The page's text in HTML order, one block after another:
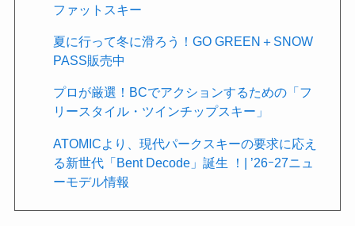
ファットスキー
夏に行って冬に滑ろう！GO GREEN＋SNOW
PASS販売中
プロが厳選！BCでアクションするための「フ
リースタイル・ツインチップスキー」
ATOMICより、現代パークスキーの要求に応え
る新世代「Bent Decode」誕生 ！| ’26ｰ27ニュ
ーモデル情報